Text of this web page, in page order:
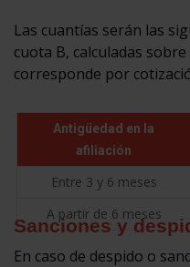
Las cuantías serán las
cuota B, calculadas
corresponde por
Antigüedad en la
afiliación
Entre 3 y 6 meses
A partir de 6 meses
Sanciones y
En caso de despido o